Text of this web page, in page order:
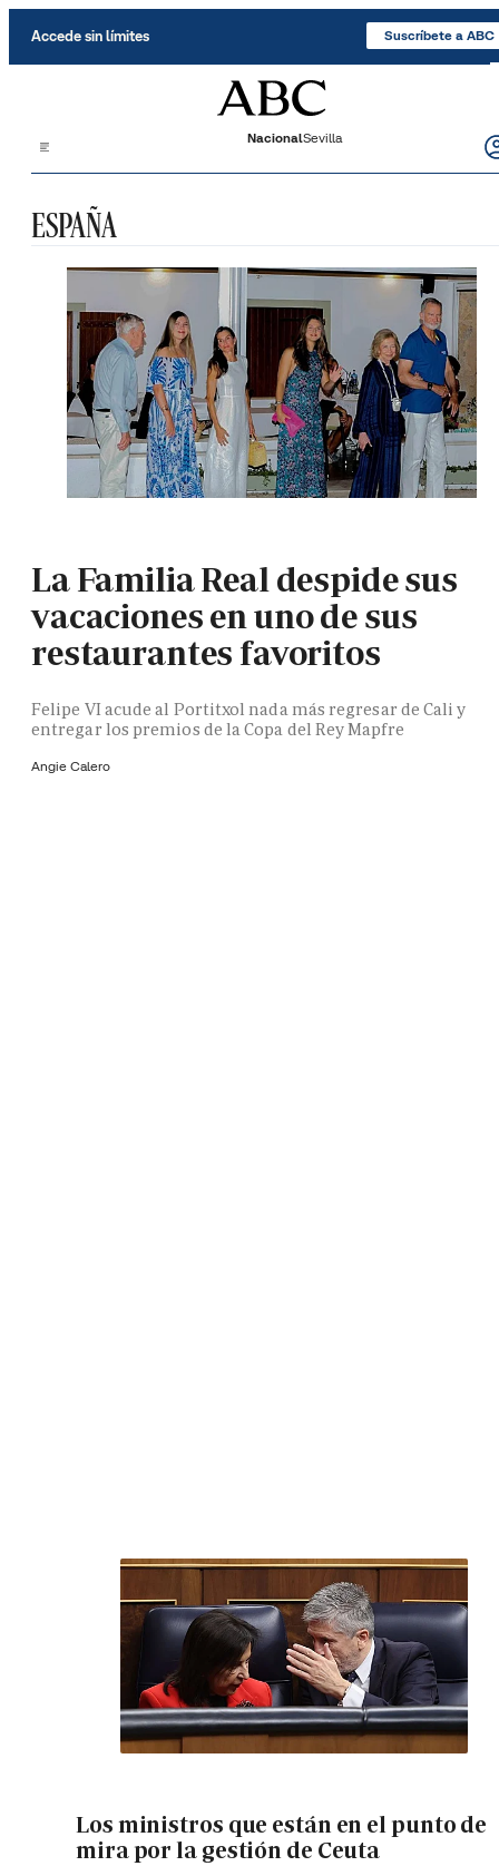
Accede sin límites Suscríbete a ABC
NacionalSevilla
ESPAÑA
La Familia Real despide sus
vacaciones en uno de sus
restaurantes favoritos
Felipe VI acude al Portitxol nada más regresar de Cali y
entregar los premios de la Copa del Rey Mapfre
Angie Calero
Los ministros que están en el punto de
mira por la gestión de Ceuta